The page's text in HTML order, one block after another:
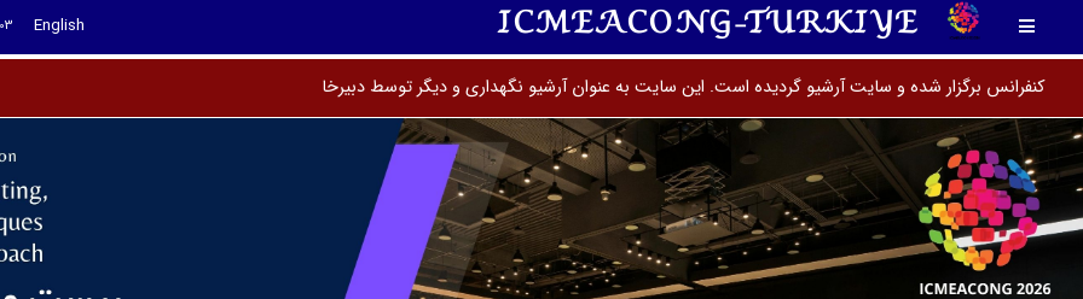
ICMEACONG-TURKIYE
English
کنفرانس برگزار شده و سایت آرشیو گردیده است. این سایت به عنوان آرشی